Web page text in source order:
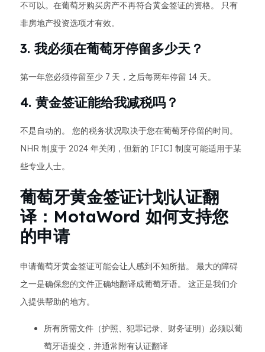
不可以。在葡萄牙购买房产不再符合黄金签证的资格。 只有
非房地产投资选项才有效。
3. 我必须在葡萄牙停留多少天？
第一年您必须停留至少 7 天，之后每两年停留 14 天。
4. 黄金签证能给我减税吗？
不是自动的。 您的税务状况取决于您在葡萄牙停留的时间。
NHR 制度于 2024 年关闭，但新的 IFICI 制度可能适用于某
些专业人士。
葡萄牙黄金签证计划认证翻
译：MotaWord 如何支持您
的申请
申请葡萄牙黄金签证可能会让人感到不知所措。 最大的障碍
之一是确保您的文件正确地翻译成葡萄牙语。 这正是我们介
入提供帮助的地方。
所有所需文件（护照、犯罪记录、财务证明）必须以葡
萄牙语提交，并通常附有认证翻译